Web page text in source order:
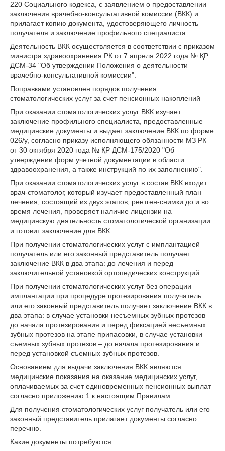
220 Социального кодекса, с заявлением о предоставлении
заключения врачебно-консультативной комиссии (ВКК) и
прилагает копию документа, удостоверяющего личность
получателя и заключение профильного специалиста.
Деятельность ВКК осуществляется в соответствии с приказом
министра здравоохранения РК от 7 апреля 2022 года № ҚР
ДСМ-34 "Об утверждении Положения о деятельности
врачебно-консультативной комиссии".
Поправками установлен порядок получения
стоматологических услуг за счет пенсионных накоплений
При оказании стоматологических услуг ВКК изучает
заключение профильного специалиста, предоставленные
медицинские документы и выдает заключение ВКК по форме
026/у, согласно приказу исполняющего обязанности МЗ РК
от 30 октября 2020 года № ҚР ДСМ-175/2020 "Об
утверждении форм учетной документации в области
здравоохранения, а также инструкций по их заполнению".
При оказании стоматологических услуг в состав ВКК входит
врач-стоматолог, который изучает предоставленный план
лечения, состоящий из двух этапов, рентген-снимки до и во
время лечения, проверяет наличие лицензии на
медицинскую деятельность стоматологической организации
и готовит заключение для ВКК.
При получении стоматологических услуг с имплантацией
получатель или его законный представитель получает
заключение ВКК в два этапа: до лечения и перед
заключительной установкой ортопедических конструкций.
При получении стоматологических услуг без операции
имплантации при процедуре протезирования получатель
или его законный представитель получает заключение ВКК в
два этапа: в случае установки несъемных зубных протезов –
до начала протезирования и перед фиксацией несъемных
зубных протезов на этапе припасовки, в случае установки
съемных зубных протезов – до начала протезирования и
перед установкой съемных зубных протезов.
Основанием для выдачи заключения ВКК являются
медицинские показания на оказание медицинских услуг,
оплачиваемых за счет единовременных пенсионных выплат
согласно приложению 1 к настоящим Правилам.
Для получения стоматологических услуг получатель или его
законный представитель прилагает документы согласно
перечню.
Какие документы потребуются: